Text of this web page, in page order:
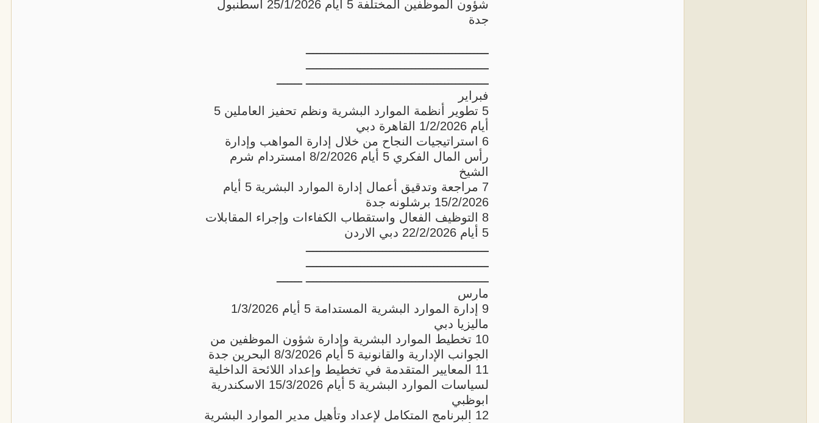
شؤون الموظفين المختلفة 5 أيام 25/1/2026 اسطنبول
جدة
ــــــــــــــــــــــــــــــــــــــــــــــــــ
ــــــــــــــــــــــــــــــــــــــــــــــــــ
ــــــــــــــــــــــــــــــــــــــــــــــــــ ـــــــ
فبراير
5 تطوير أنظمة الموارد البشرية ونظم تحفيز العاملين 5
أيام 1/2/2026 القاهرة دبي
6 استراتيجيات النجاح من خلال إدارة المواهب وإدارة
رأس المال الفكري 5 أيام 8/2/2026 امستردام شرم
الشيخ
7 مراجعة وتدقيق أعمال إدارة الموارد البشرية 5 أيام
15/2/2026 برشلونه جدة
8 التوظيف الفعال واستقطاب الكفاءات وإجراء المقابلات
5 أيام 22/2/2026 دبي الاردن
ــــــــــــــــــــــــــــــــــــــــــــــــــ
ــــــــــــــــــــــــــــــــــــــــــــــــــ
ــــــــــــــــــــــــــــــــــــــــــــــــــ ـــــــ
مارس
9 إدارة الموارد البشرية المستدامة 5 أيام 1/3/2026
ماليزيا دبي
10 تخطيط الموارد البشرية وإدارة شؤون الموظفين من
الجوانب الإدارية والقانونية 5 أيام 8/3/2026 البحرين جدة
11 المعايير المتقدمة في تخطيط وإعداد اللائحة الداخلية
لسياسات الموارد البشرية 5 أيام 15/3/2026 الاسكندرية
ابوظبي
12 البرنامج المتكامل لإعداد وتأهيل مدير الموارد البشرية